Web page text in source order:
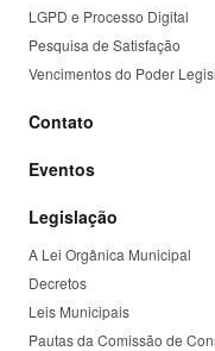
LGPD e Processo Digital
Pesquisa de Satisfação
Vencimentos do Poder
Contato
Eventos
Legislação
A Lei Orgânica Municipal
Decretos
Leis Municipais
Pautas da Comissão de